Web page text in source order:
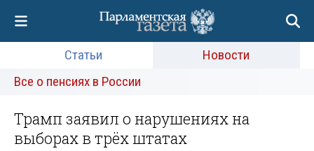
Статьи
Новости
Все о пенсиях в России
Трамп заявил о нарушениях на
выборах в трёх штатах